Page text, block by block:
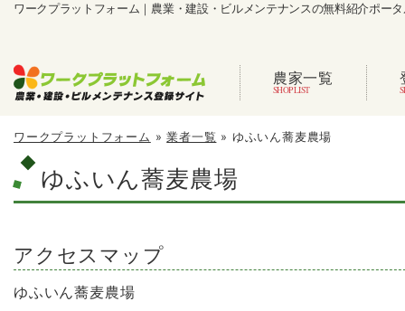
ワークプラットフォーム｜農業・建設・ビルメンテナンスの無料紹介ポー
農家一覧
ワークプラットフォーム »業者一覧 » ゆふいん蕎麦農場
ゆふいん蕎麦農場
アクセスマップ
ゆふいん蕎麦農場